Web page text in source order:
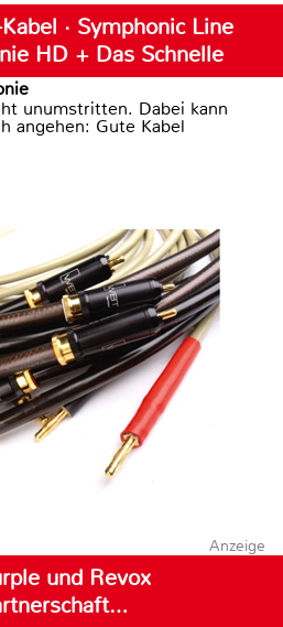
· Symphonic Line
HD + Das Schnelle
unumstritten. Dabei kann
angehen: Gute Kabel
Anzeige
und Revox